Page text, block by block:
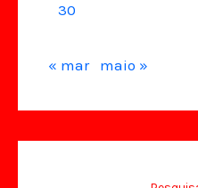
30
« mar maio »